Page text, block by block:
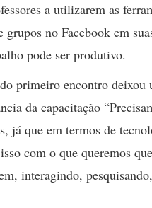
a utilizarem as
no Facebook em
pode ser produtivo.
primeiro encontro
da capacitação
já que em termos de
com o que queremos
interagindo,